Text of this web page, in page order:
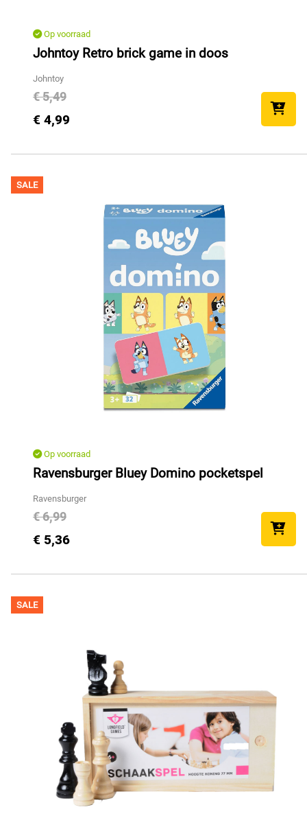
Op voorraad
Johntoy Retro brick game in doos
Johntoy
€ 5,49
€ 4,99
SALE
Op voorraad
Ravensburger Bluey Domino pocketspel
Ravensburger
€ 6,99
€ 5,36
SALE